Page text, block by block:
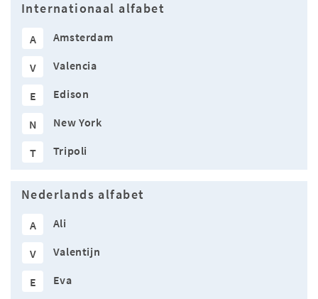
Internationaal alfabet
A Amsterdam
V Valencia
E Edison
N New York
T Tripoli
Nederlands alfabet
A Ali
V Valentijn
E Eva